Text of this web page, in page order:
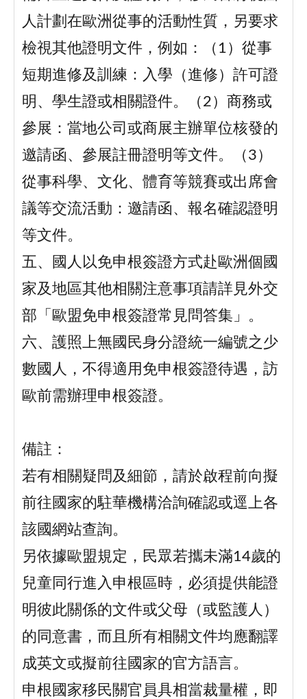
人計劃在歐洲從事的活動性質，另要求
檢視其他證明文件，例如：（1）從事
短期進修及訓練：入學（進修）許可證
明、學生證或相關證件。（2）商務或
參展：當地公司或商展主辦單位核發的
邀請函、參展註冊證明等文件。（3）
從事科學、文化、體育等競賽或出席會
議等交流活動：邀請函、報名確認證明
等文件。
五、國人以免申根簽證方式赴歐洲個國
家及地區其他相關注意事項請詳見外交
部「歐盟免申根簽證常見問答集」。
六、護照上無國民身分證統一編號之少
數國人，不得適用免申根簽證待遇，訪
歐前需辦理申根簽證。
備註：
若有相關疑問及細節，請於啟程前向擬
前往國家的駐華機構洽詢確認或逕上各
該國網站查詢。
另依據歐盟規定，民眾若攜未滿14歲的
兒童同行進入申根區時，必須提供能證
明彼此關係的文件或父母（或監護人）
的同意書，而且所有相關文件均應翻譯
成英文或擬前往國家的官方語言。
申根國家移民關官員具相當裁量權，即